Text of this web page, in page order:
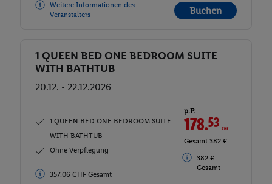
Weitere Informationen des
Veranstalters
Buchen
Buchen
1 QUEEN BED ONE BEDROOM SUITE
WITH BATHTUB
20.12. - 22.12.2026
1 QUEEN BED ONE BEDROOM SUITE
WITH BATHTUB
Ohne Verpflegung
384 € Gesamt
p.P.
179.46 CHF
Gesamt 358.92
384 €